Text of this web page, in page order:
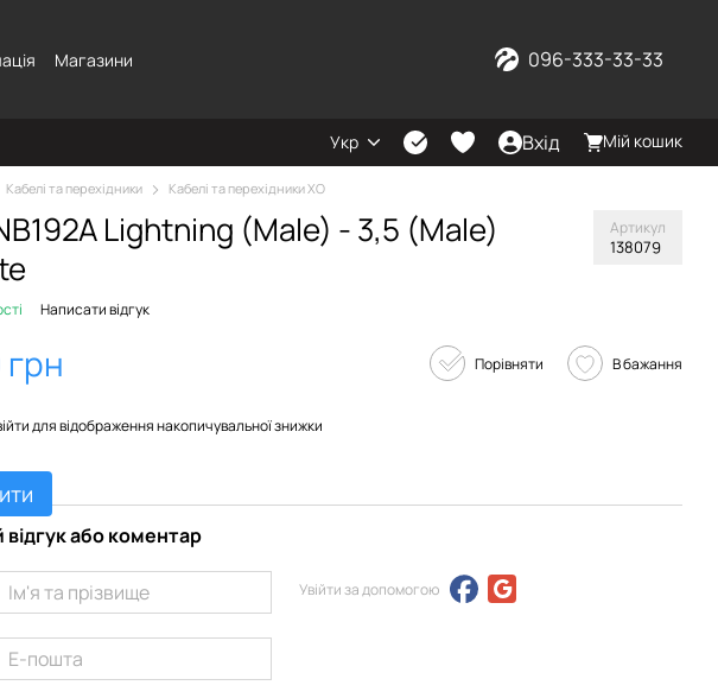
Магазини 096-333-33-33
Укр Вхід Мій кошик
Кабелі та перехідники Кабелі та перехідники XO
Lightning (Male) - 3,5 (Male)
Артикул
138079
Написати відгук
Порівняти В бажання
для відображення накопичувальної знижки
або коментар
Увійти за допомогою